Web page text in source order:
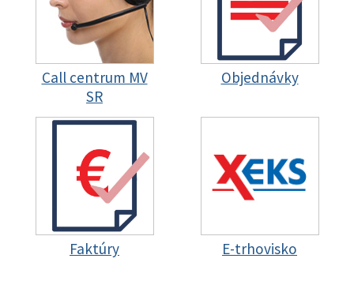
Call centrum MV
SR
Objednávky
Faktúry E-trhovisko